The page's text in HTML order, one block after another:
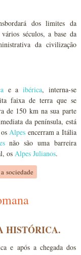
dos limites da
séculos, a base da
da civilização
e a ibérica, interna-se
faixa de terra que se
de 150 km na sua parte
da península, está
osAlpes encerram a Itália
não são uma barreira
osAlpes Julianos.
sociedade
HISTÓRICA.
e após a chegada dos